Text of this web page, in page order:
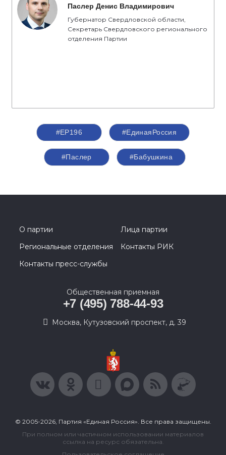
Паслер Денис Владимирович
Губернатор Свердловской области,
Секретарь Свердловского регионального
отделения Партии
#ЕР196 #ЕдинаяРоссия
#Паслер #Бабушкина
О партии
Лица партии
Региональные отделения
Контакты РИК
Контакты пресс-службы
Общественная приемная
+7 (495) 788-44-93
Москва, Кутузовский проспект, д. 39
© 2005-2026, Партия «Единая Россия». Все права защищены.
При полном или частичном использовании материалов
ссылка на ресурс обязательна.